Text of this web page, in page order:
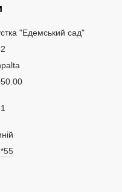
"Едемський сад"